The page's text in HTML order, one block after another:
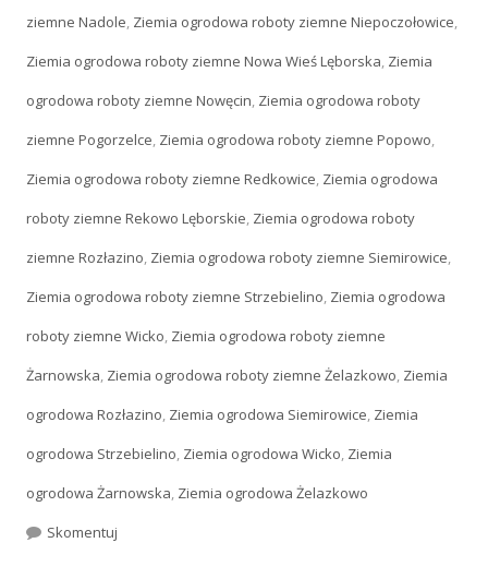
ziemne Nadole, Ziemia ogrodowa roboty ziemne Niepoczołowice,
Ziemia ogrodowa roboty ziemne Nowa Wieś Lęborska, Ziemia
ogrodowa roboty ziemne Nowęcin, Ziemia ogrodowa roboty
ziemne Pogorzelce, Ziemia ogrodowa roboty ziemne Popowo,
Ziemia ogrodowa roboty ziemne Redkowice, Ziemia ogrodowa
roboty ziemne Rekowo Lęborskie, Ziemia ogrodowa roboty
ziemne Rozłazino, Ziemia ogrodowa roboty ziemne Siemirowice,
Ziemia ogrodowa roboty ziemne Strzebielino, Ziemia ogrodowa
roboty ziemne Wicko, Ziemia ogrodowa roboty ziemne
Żarnowska, Ziemia ogrodowa roboty ziemne Żelazkowo, Ziemia
ogrodowa Rozłazino, Ziemia ogrodowa Siemirowice, Ziemia
ogrodowa Strzebielino, Ziemia ogrodowa Wicko, Ziemia
ogrodowa Żarnowska, Ziemia ogrodowa Żelazkowo
Skomentuj